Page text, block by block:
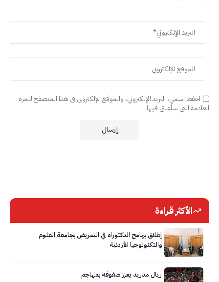
احفظ اسمي، البريد الإلكتروني، والموقع الإلكتروني في هذا المتصفح للمرة
القادمة التي سأعلق فيها.
الأكثر قراءة
إطلاق برنامج الدكتوراه في التمريض بجامعة العلوم
والتكنولوجيا الأردنية
ريال مدريد يعزز صفوفه بمهاجم